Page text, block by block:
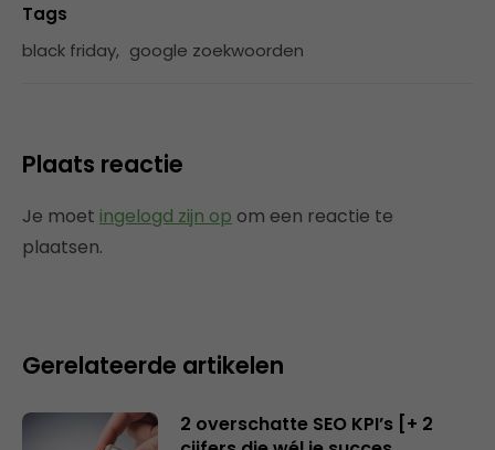
Tags
black friday, google zoekwoorden
Plaats reactie
Je moet ingelogd zijn op om een reactie te
plaatsen.
Gerelateerde artikelen
2 overschatte SEO KPI’s [+ 2